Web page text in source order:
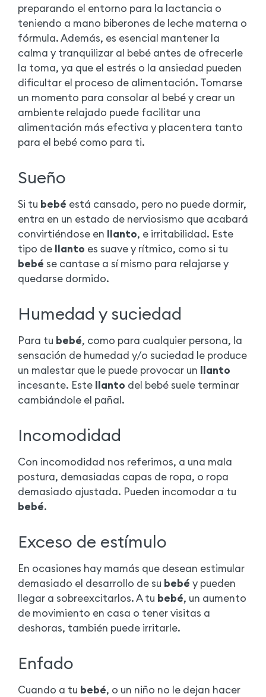
preparando el entorno para la lactancia o
teniendo a mano biberones de leche materna o
fórmula. Además, es esencial mantener la
calma y tranquilizar al bebé antes de ofrecerle
la toma, ya que el estrés o la ansiedad pueden
dificultar el proceso de alimentación. Tomarse
un momento para consolar al bebé y crear un
ambiente relajado puede facilitar una
alimentación más efectiva y placentera tanto
para el bebé como para ti.
Sueño
Si tu bebé está cansado, pero no puede dormir,
entra en un estado de nerviosismo que acabará
convirtiéndose en llanto, e irritabilidad. Este
tipo de llanto es suave y rítmico, como si tu
bebé se cantase a sí mismo para relajarse y
quedarse dormido.
Humedad y suciedad
Para tu bebé, como para cualquier persona, la
sensación de humedad y/o suciedad le produce
un malestar que le puede provocar un llanto
incesante. Este llanto del bebé suele terminar
cambiándole el pañal.
Incomodidad
Con incomodidad nos referimos, a una mala
postura, demasiadas capas de ropa, o ropa
demasiado ajustada. Pueden incomodar a tu
bebé.
Exceso de estímulo
En ocasiones hay mamás que desean estimular
demasiado el desarrollo de su bebé y pueden
llegar a sobreexcitarlos. A tu bebé, un aumento
de movimiento en casa o tener visitas a
deshoras, también puede irritarle.
Enfado
Cuando a tu bebé, o un niño no le dejan hacer